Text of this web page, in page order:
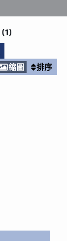
(1)
縮圖
排序